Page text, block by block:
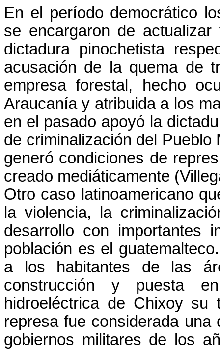
En el período democrático
se encargaron de
dictadura pinochetista
acusación de la quema de
empresa forestal, hecho
Araucanía y atribuida a los
en el pasado apoyó la
de criminalización del
generó condiciones de
creado mediáticamente
Otro caso latinoamericano
la violencia, la
desarrollo con importantes
población es el
a los habitantes de las
construcción y puesta
hidroeléctrica de Chixoy su
represa fue considerada
gobiernos militares de los